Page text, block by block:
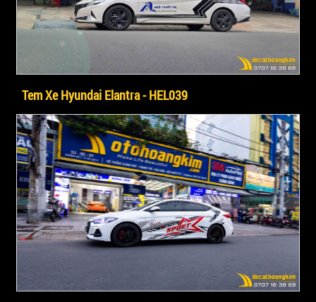
Tem Xe Hyundai Elantra - HEL039